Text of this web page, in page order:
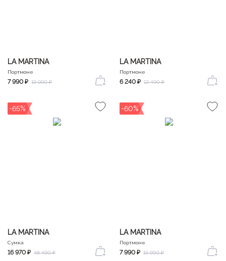
LA MARTINA
Портмоне
7 990 ₽ 19 990 ₽
LA MARTINA
Портмоне
6 240 ₽ 12 490 ₽
-65%
LA MARTINA
Сумка
16 970 ₽ 48 490 ₽
-60%
LA MARTINA
Портмоне
7 990 ₽ 19 990 ₽